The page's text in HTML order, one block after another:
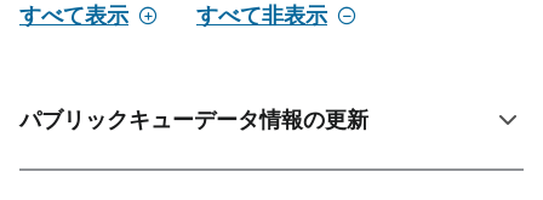
すべて表示 すべて非表示
パブリックキューデータ情報の更新